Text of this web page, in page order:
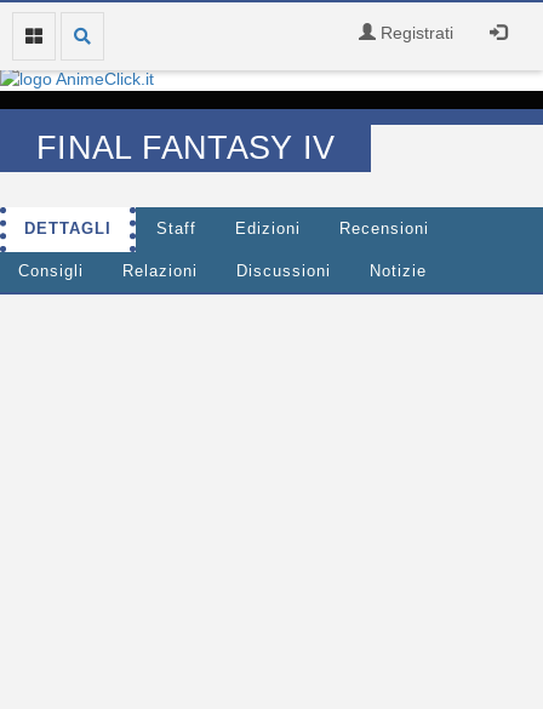
Registrati
FINAL FANTASY IV
DETTAGLI Staff Edizioni Recensioni
Consigli Relazioni Discussioni Notizie